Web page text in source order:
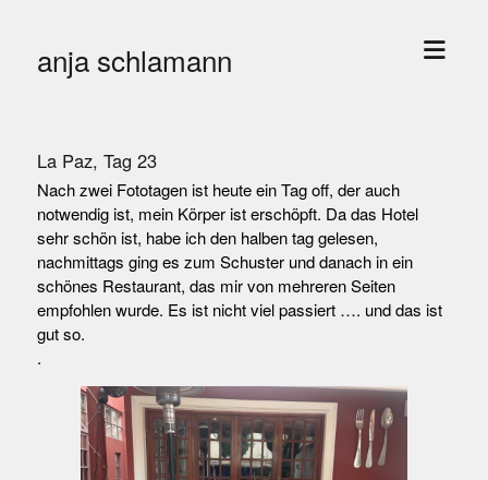
anja schlamann
Menü
La Paz, Tag 23
Nach zwei Fototagen ist heute ein Tag off, der auch
notwendig ist, mein Körper ist erschöpft. Da das Hotel
sehr schön ist, habe ich den halben tag gelesen,
nachmittags ging es zum Schuster und danach in ein
schönes Restaurant, das mir von mehreren Seiten
empfohlen wurde. Es ist nicht viel passiert …. und das ist
gut so.
.